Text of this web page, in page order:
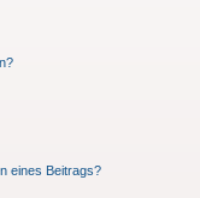
eines Beitrags?